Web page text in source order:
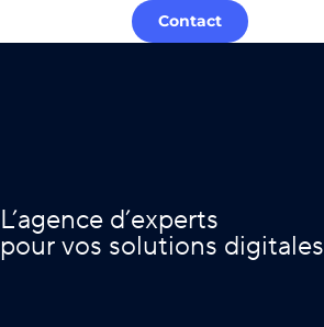
Contact
L’agence d’experts
pour vos solutions digitales